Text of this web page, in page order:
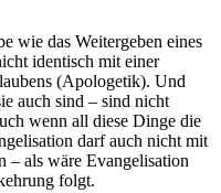
wie das Weitergeben eines
identisch mit einer
(Apologetik). Und
auch sind – sind nicht
wenn all diese Dinge die
darf auch nicht mit
– als wäre Evangelisation
folgt.